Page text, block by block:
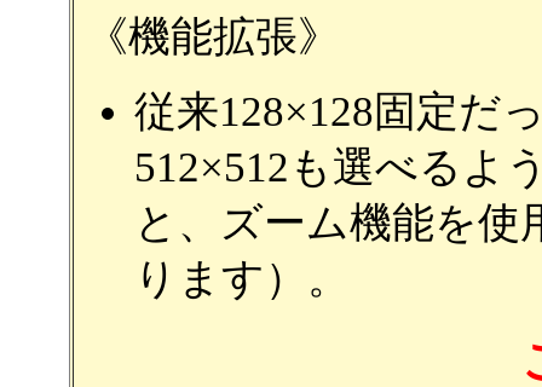
《機能拡張》
従来128×128固定だ
512×512も選べるよ
と、ズーム機能を
ります）。